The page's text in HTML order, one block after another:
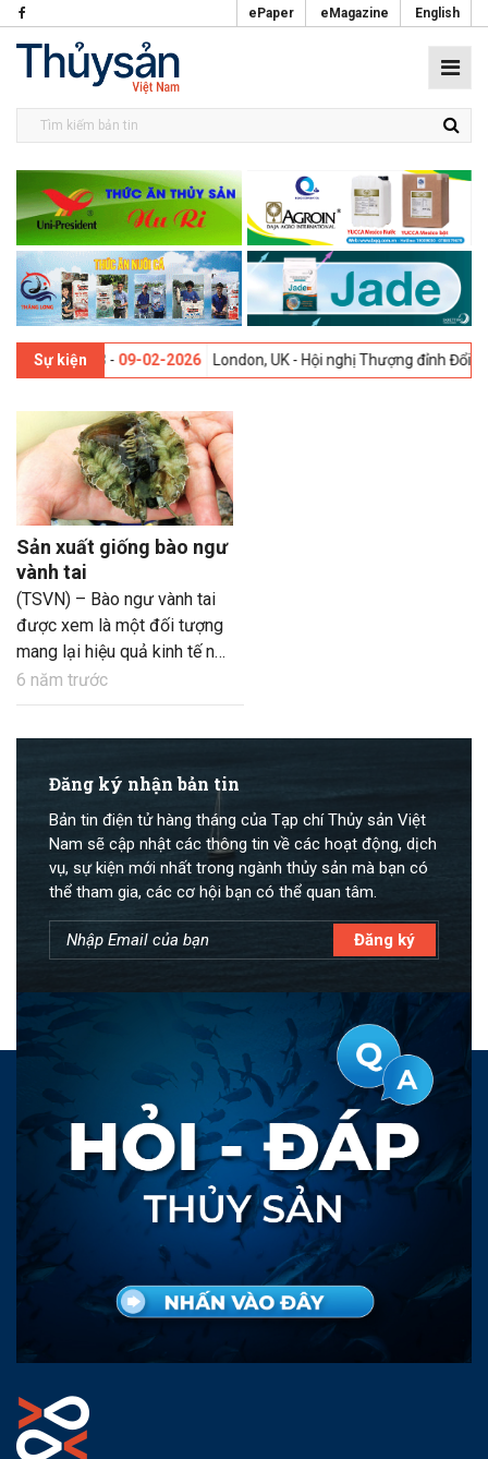
ePaper eMagazine English
Sự kiện
lần thứ 13 - 09-02-2026 London, UK - Hội nghị Thượng đỉnh Đổi mới
Sản xuất giống bào ngư
vành tai
(TSVN) – Bào ngư vành tai
được xem là một đối tượng
mang lại hiệu quả kinh tế nhờ
kích thước, trọng lượng cơ
thể lớn và tốc độ tăng
vành tai hiệu quả cần nắm
vững các yêu cầu kỹ thuật.
6 năm trước
Đăng ký nhận bản tin
Bản tin điện tử hàng tháng của Tạp chí Thủy sản Việt
Nam sẽ cập nhật các thông tin về các hoạt động, dịch
vụ, sự kiện mới nhất trong ngành thủy sản mà bạn có
thể tham gia, các cơ hội bạn có thể quan tâm.